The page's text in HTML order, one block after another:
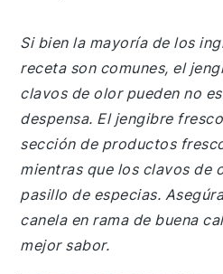
Si bien la mayoría de los
receta son comunes, el
clavos de olor pueden no
despensa. El jengibre
sección de productos
mientras que los clavos de
pasillo de especias.
canela en rama de buena
mejor sabor.